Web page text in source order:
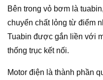
Bên trong vỏ bơm là
chuyển chất lỏng từ điểm
Tuabin được gắn liền với
thống trục kết nối.
Motor điện là thành phần